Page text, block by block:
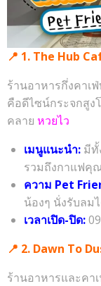
📍 1. The Hub
ร้านอาหารกึ่งคาเ
คือดีไซน์กระจกสูง
คลาย หวยไว
เมนูแนะนำ: มีทั้
รวมถึงกาแฟคุ
ความ Pet
น้องๆ นั่งรับลม
เวลาเปิด-ปิด:
📍 2. Dawn To
ร้านอาหารและคา